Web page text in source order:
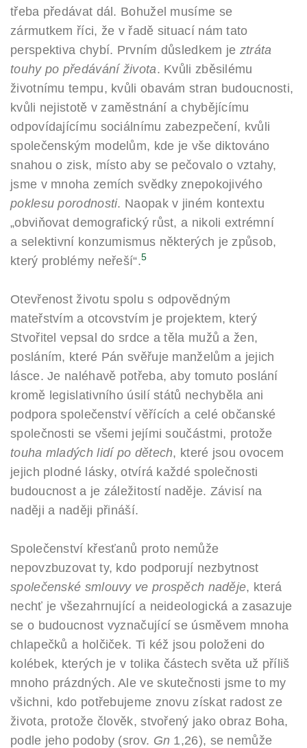
třeba předávat dál. Bohužel musíme se
zármutkem říci, že v řadě situací nám tato
perspektiva chybí. Prvním důsledkem je ztráta
touhy po předávání života. Kvůli zběsilému
životnímu tempu, kvůli obavám stran budoucnosti,
kvůli nejistotě v zaměstnání a chybějícímu
odpovídajícímu sociálnímu zabezpečení, kvůli
společenským modelům, kde je vše diktováno
snahou o zisk, místo aby se pečovalo o vztahy,
jsme v mnoha zemích svědky znepokojivého
poklesu porodnosti. Naopak v jiném kontextu
„obviňovat demografický růst, a nikoli extrémní
a selektivní konzumismus některých je způsob,
který problémy neřeší“.5
Otevřenost životu spolu s odpovědným
mateřstvím a otcovstvím je projektem, který
Stvořitel vepsal do srdce a těla mužů a žen,
posláním, které Pán svěřuje manželům a jejich
lásce. Je naléhavě potřeba, aby tomuto poslání
kromě legislativního úsilí států nechyběla ani
podpora společenství věřících a celé občanské
společnosti se všemi jejími součástmi, protože
touha mladých lidí po dětech, které jsou ovocem
jejich plodné lásky, otvírá každé společnosti
budoucnost a je záležitostí naděje. Závisí na
naději a naději přináší.
Společenství křesťanů proto nemůže
nepovzbuzovat ty, kdo podporují nezbytnost
společenské smlouvy ve prospěch naděje, která
nechť je všezahrnující a neideologická a zasazuje
se o budoucnost vyznačující se úsměvem mnoha
chlapečků a holčiček. Ti kéž jsou položeni do
kolébek, kterých je v tolika částech světa už příliš
mnoho prázdných. Ale ve skutečnosti jsme to my
všichni, kdo potřebujeme znovu získat radost ze
života, protože člověk, stvořený jako obraz Boha,
podle jeho podoby (srov. Gn 1,26), se nemůže